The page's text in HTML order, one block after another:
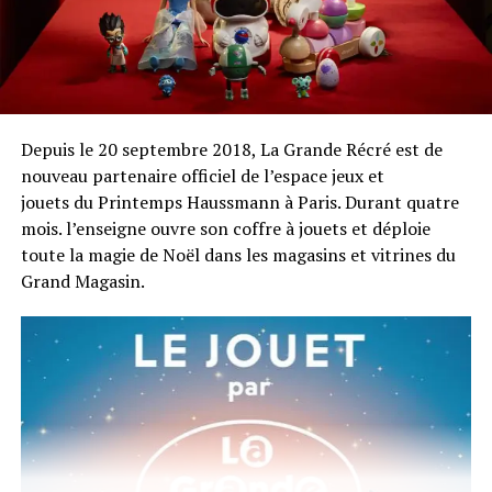
nombreux services sont mis en place : local poussettes,
prêt de porte-bébé, espace lange et même un espace
détente pour se faire masser.
Horaires : 10h – 18h30 le samedi et 10h-18h le
Tarif : 5€ adulte – Gratuit pour les enfants.
Ateliers : inscriptions en ligne – maximum 10 enfants.
Site : www.salon-abc-kidz.fr
Partager :
Les Alphas reviennent
sur terre !
Une nouvelle offre Bio pour
les enfants chez Flunch
Depuis le 20 septembre 2018, La Grande Récré est de
nouveau partenaire officiel de l’espace jeux et
jouets duPrintempsHaussmann à Paris. Durant quatre
mois. l’enseigne ouvre son coffre à jouets et déploie
toute la magie de Noël dans les magasins et vitrines du
Grand Magasin.